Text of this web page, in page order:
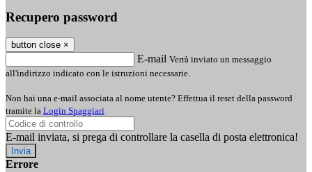
Recupero password
button close ×
E-mail Verrà inviato un messaggio
all'indirizzo indicato con le istruzioni necessarie.
Non hai una e-mail associata al nome utente? Effettua il reset della password
tramite la Login Spaggiari
E-mail inviata, si prega di controllare la casella di posta elettronica!
Errore